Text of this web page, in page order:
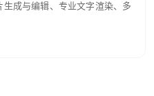
成与编辑、专业文字渲染、多